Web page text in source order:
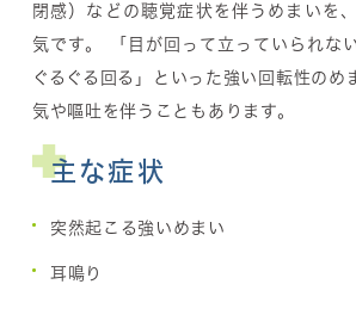
閉感）などの聴覚症状を伴うめまいを
気です。 「目が回って立っていられな
ぐるぐる回る」といった強い回転性のめ
気や嘔吐を伴うこともあります。
主な症状
突然起こる強いめまい
耳鳴り